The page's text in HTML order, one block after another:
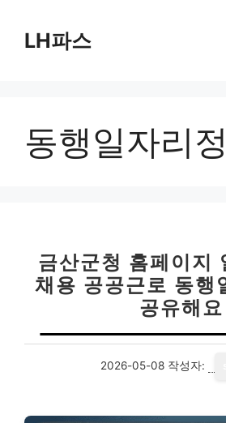
LH파스
동행일자리
금산군청 홈페이지
채용 공공근로 동행
공유해요
2026-05-08 작성자: